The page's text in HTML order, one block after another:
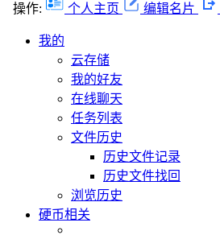
操作: 个人主页 编辑名片
我的
云存储
我的好友
在线聊天
任务列表
文件历史
历史文件记录
历史文件找回
浏览历史
硬币相关